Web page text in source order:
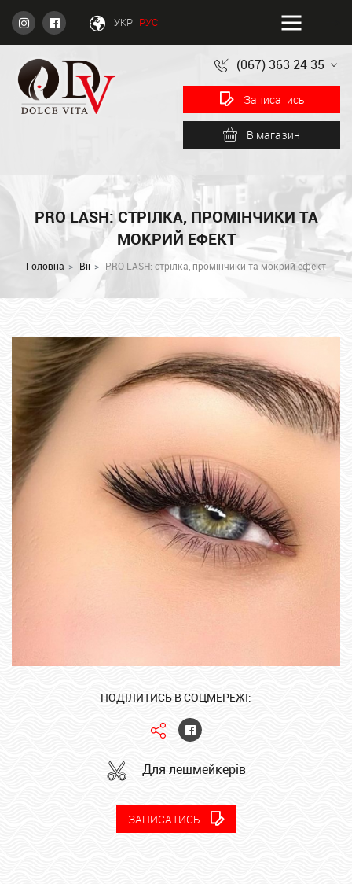
УКР РУС
(067) 363 24 35
Записатись
В магазин
PRO LASH: СТРІЛКА, ПРОМІНЧИКИ ТА
МОКРИЙ ЕФЕКТ
Головна Вії PRO LASH: стрілка, промінчики та мокрий ефект
ПОДІЛИТИСЬ В СОЦМЕРЕЖІ:
Для лешмейкерів
ЗАПИСАТИСЬ